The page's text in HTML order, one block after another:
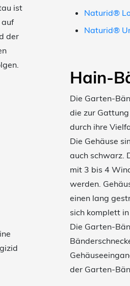
ist
auf
der
Naturid®
Naturid®
Hain-
Die Garten-
die zur
durch ihre
Die Gehäuse
auch schwarz.
mit 3 bis 4
werden.
einen lang
sich komplett
Die Garten-
der Garten-